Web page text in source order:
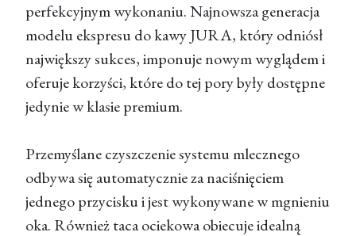
perfekcyjnym wykonaniu. Najnowsza generacja
modelu ekspresu do kawy JURA, który odniósł
największy sukces, imponuje nowym wyglądem i
oferuje korzyści, które do tej pory były dostępne
jedynie w klasie premium.
Przemyślane czyszczenie systemu mlecznego
odbywa się automatycznie za naciśnięciem
jednego przycisku i jest wykonywane w mgnieniu
oka. Również taca ociekowa obiecuje idealną